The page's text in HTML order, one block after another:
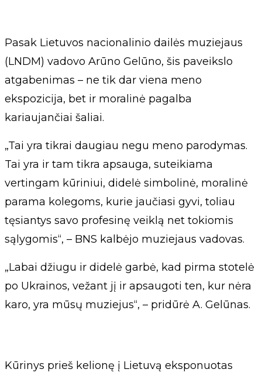
Pasak Lietuvos nacionalinio dailės muziejaus
(LNDM) vadovo Arūno Gelūno, šis paveikslo
atgabenimas – ne tik dar viena meno
ekspozicija, bet ir moralinė pagalba
kariaujančiai šaliai.
„Tai yra tikrai daugiau negu meno parodymas.
Tai yra ir tam tikra apsauga, suteikiama
vertingam kūriniui, didelė simbolinė, moralinė
parama kolegoms, kurie jaučiasi gyvi, toliau
tęsiantys savo profesinę veiklą net tokiomis
sąlygomis“, – BNS kalbėjo muziejaus vadovas.
„Labai džiugu ir didelė garbė, kad pirma stotelė
po Ukrainos, vežant jį ir apsaugoti ten, kur nėra
karo, yra mūsų muziejus“, – pridūrė A. Gelūnas.
Kūrinys prieš kelionę į Lietuvą eksponuotas